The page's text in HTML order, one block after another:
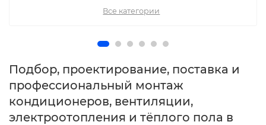
Все категории
Подбор, проектирование, поставка и
профессиональный монтаж
кондиционеров, вентиляции,
электроотопления и тёплого пола в